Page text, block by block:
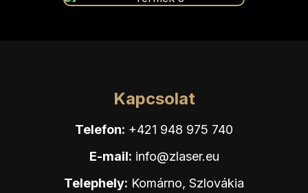
Kapcsolat
Telefon: +421 948 975 740
E-mail: info@zlaser.eu
Telephely: Komárno, Szlovákia